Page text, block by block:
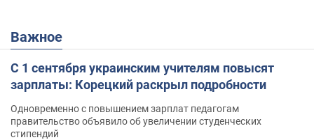
Важное
С 1 сентября украинским учителям повысят
зарплаты: Корецкий раскрыл подробности
Одновременно с повышением зарплат педагогам
правительство объявило об увеличении студенческих
стипендий